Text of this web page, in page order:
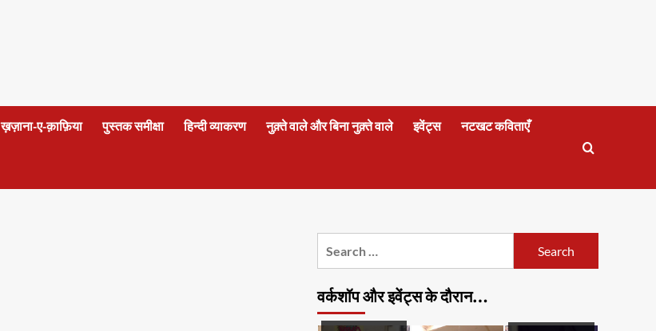
ख़ज़ाना-ए-क़ाफ़िया पुस्तक समीक्षा हिन्दी व्याकरण नुक़्ते वाले और बिना नुक़्ते वाले इवेंट्स नटखट कविताएँ
वर्कशॉप और इवेंट्स के दौरान…